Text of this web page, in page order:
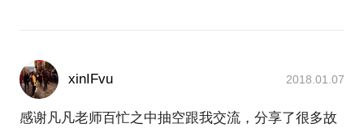
xinIFvu 2018.01.07
感谢凡凡老师百忙之中抽空跟我交流，分享了很多故